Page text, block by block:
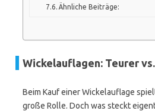
Ähnliche Beiträge:
Wickelauflagen: Teurer
Beim Kauf einer Wickelauflage
große Rolle. Doch was steckt